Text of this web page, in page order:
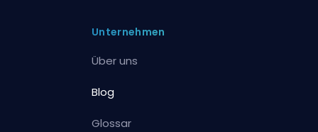
Unternehmen
Über uns
Blog
Glossar